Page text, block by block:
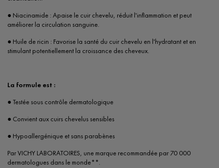
● Niacinamide : Apaise le cuir chevelu, réduit l'inflammation et peut
améliorer la circulation sanguine.
● Huile de ricin : Favorise la santé du cuir chevelu en l'hydratant et en
stimulant potentiellement la croissance des cheveux.
La formule est :
● Testée sous contrôle dermatologique
● Convient aux cuirs chevelus sensibles
● Hypoallergénique et sans parabènes
Par VICHY LABORATOIRES, une marque recommandée par 70 000
dermatologues dans le monde**.